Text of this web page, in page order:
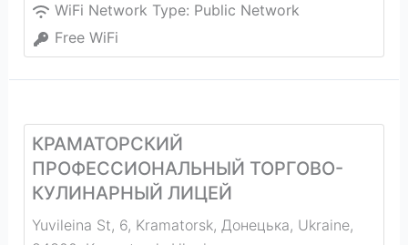
WiFi Network Type: Public Network
Free WiFi
КРАМАТОРСКИЙ
ПРОФЕССИОНАЛЬНЫЙ ТОРГОВО-
КУЛИНАРНЫЙ ЛИЦЕЙ
Yuvileina St, 6, Kramatorsk, Донецька, Ukraine,